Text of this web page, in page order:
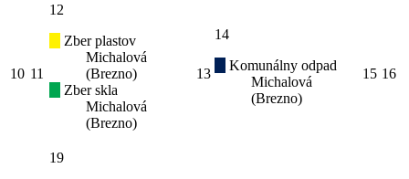
10 11
12
Zber plastov
Michalová
(Brezno)
Zber skla
Michalová
(Brezno)
13
14
Komunálny odpad
Michalová
(Brezno)
15 16
19